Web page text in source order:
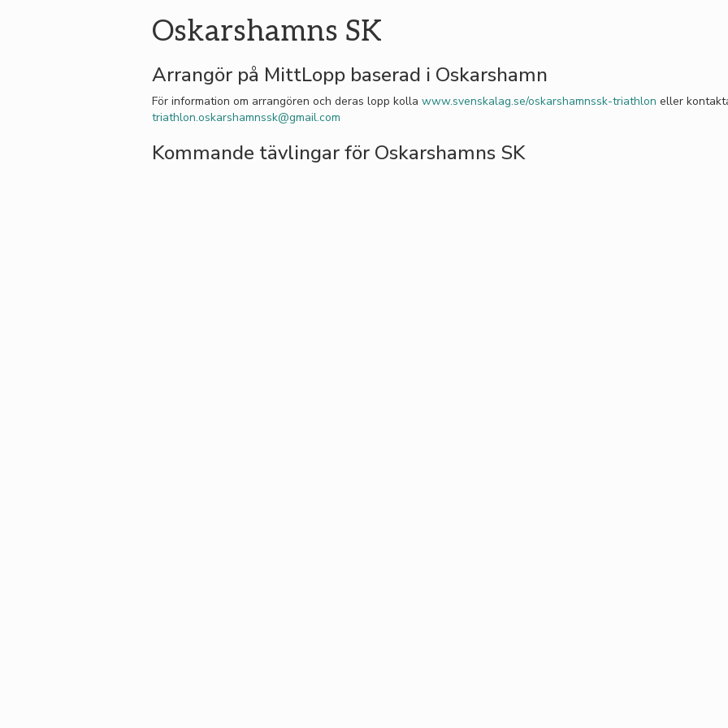
Oskarshamns SK
Arrangör på MittLopp baserad i Oskarshamn
För information om arrangören och deras lopp kolla www.svenskalag.se/oskarshamnssk-triathlon eller
triathlon.oskarshamnssk@gmail.com
Kommande tävlingar för Oskarshamns SK